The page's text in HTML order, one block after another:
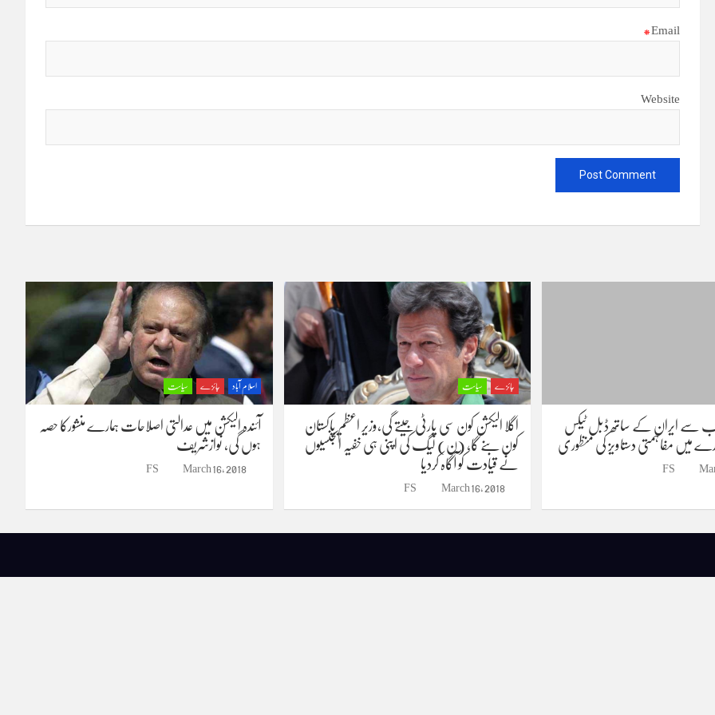
Email
*
Website
سے ایران کے ساتھ ڈبل ٹیکس
میں مفاہمتی دستاویز کی منظوری
FS
جائزے سیاست
اگلا الیکشن کون سی پارٹی جیتے گی،وزیر اعظم پاکستان
کون بنے گا، (ن) لیگ کی اپنی ہی خفیہ ایجنسیوں
نے قیادت کو آگاہ کردیا
March 16, 2018
FS
اسلام آباد جائزے سیاست
آئندہ الیکشن میں عدالتی اصلاحات ہمارے منشورکا حصہ
ہوں گی، نوازشریف
March 16, 2018
FS